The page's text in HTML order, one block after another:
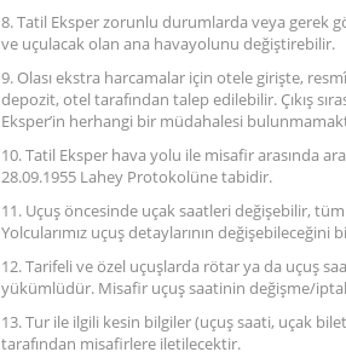
8. Tatil Eksper zorunlu durumlarda veya gerek
ve uçulacak olan ana havayolunu değiştirebilir.
9. Olası ekstra harcamalar için otele girişte,
depozit, otel tarafından talep edilebilir. Çıkış
Eksper’in herhangi bir müdahalesi
10. Tatil Eksper hava yolu ile misafir arasında
28.09.1955 Lahey Protokolüne tabidir.
11. Uçuş öncesinde uçak saatleri değişebilir,
Yolcularımız uçuş detaylarının değişebileceğini
12. Tarifeli ve özel uçuşlarda rötar ya da uçuş
yükümlüdür. Misafir uçuş saatinin değişme/iptal
13. Tur ile ilgili kesin bilgiler (uçuş saati, uçak
tarafından misafirlere iletilecektir.